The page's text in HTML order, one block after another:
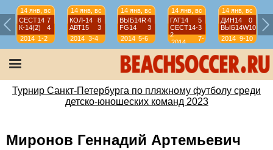
14 янв, вс
СЕСТ14 7
К-14(2)
4
2014 1-2
14 янв, вс
КОЛ-14
8
АВТ15
3
2014 3-4
14 янв, вс
ВЫБ14R 4
FG14
3
2014 5-6
14 янв, вс
ГАТ14
5
СЕСТ14-
2
3
2014
7-
8
14 янв, вс
ДИН14
0
ВЫБ14W10
2014 9-10
Турнир Санкт-Петербурга по пляжному футболу среди
детско-юношеских команд 2023
Миронов Геннадий Артемьевич